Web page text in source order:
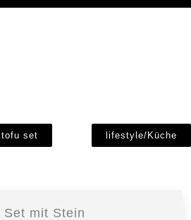
tofu set lifestyle/Küche